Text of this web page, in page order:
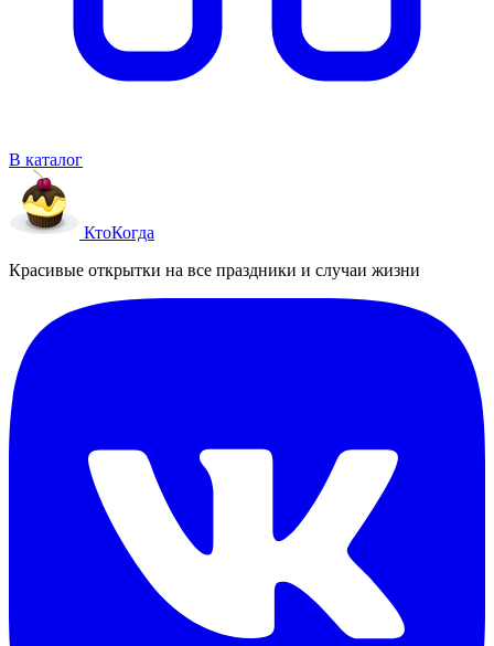
В каталог
КтоКогда
Красивые открытки на все праздники и случаи жизни